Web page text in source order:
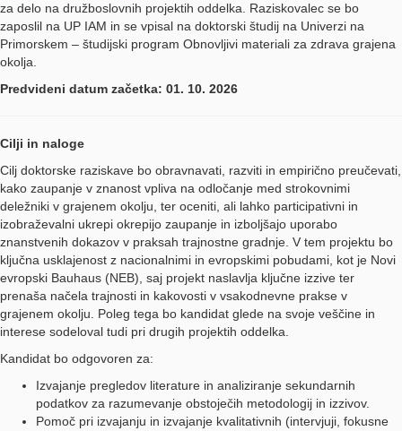
za delo na družboslovnih projektih oddelka. Raziskovalec se bo
zaposlil na UP IAM in se vpisal na doktorski študij na Univerzi na
Primorskem – študijski program Obnovljivi materiali za zdrava grajena
okolja.
Predvideni datum začetka: 01. 10. 2026
Cilji in naloge
Cilj doktorske raziskave bo obravnavati, razviti in empirično preučevati,
kako zaupanje v znanost vpliva na odločanje med strokovnimi
deležniki v grajenem okolju, ter oceniti, ali lahko participativni in
izobraževalni ukrepi okrepijo zaupanje in izboljšajo uporabo
znanstvenih dokazov v praksah trajnostne gradnje. V tem projektu bo
ključna usklajenost z nacionalnimi in evropskimi pobudami, kot je Novi
evropski Bauhaus (NEB), saj projekt naslavlja ključne izzive ter
prenaša načela trajnosti in kakovosti v vsakodnevne prakse v
grajenem okolju. Poleg tega bo kandidat glede na svoje veščine in
interese sodeloval tudi pri drugih projektih oddelka.
Kandidat bo odgovoren za:
Izvajanje pregledov literature in analiziranje sekundarnih
podatkov za razumevanje obstoječih metodologij in izzivov.
Pomoč pri izvajanju in izvajanje kvalitativnih (intervjuji, fokusne